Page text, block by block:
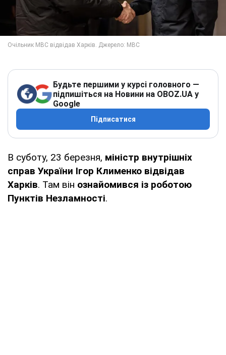
Будьте першими у курсі головного —
підпишіться на Новини на OBOZ.UA у
Google
Підписатися
В суботу, 23 березня, міністр внутрішніх
справ України Ігор Клименко відвідав
Харків. Там він ознайомився із роботою
Пунктів Незламності.